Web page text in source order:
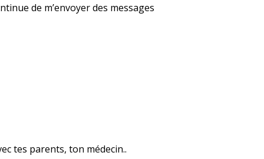
de m’envoyer des messages
tes parents, ton médecin..